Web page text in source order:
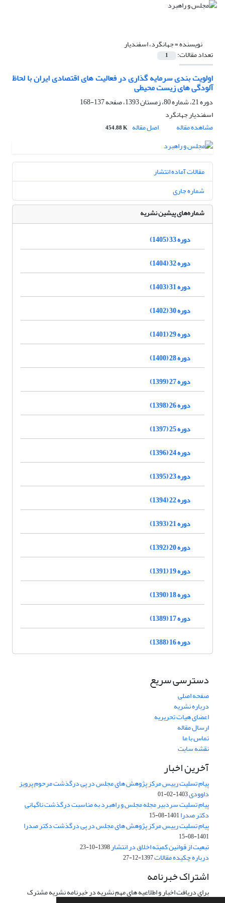
نویسنده =جهانگرد، اسفندیار
تعداد مقالات: 1
اولویت بندی سرمایه گذاری در فعالیت های اقتصادی ایران با لحاظ
آلودگی های زیست محیطی
دوره 21، شماره 80، زمستان 1393، صفحه
137-168
اسفندیار جهانگرد
مشاهده مقاله
اصل مقاله 454.88 K
مقالات آماده انتشار
شماره جاری
شماره‌های پیشین نشریه
دوره 33 (1405)
دوره 32 (1404)
دوره 31 (1403)
دوره 30 (1402)
دوره 29 (1401)
دوره 28 (1400)
دوره 27 (1399)
دوره 26 (1398)
دوره 25 (1397)
دوره 24 (1396)
دوره 23 (1395)
دوره 22 (1394)
دوره 21 (1393)
دوره 20 (1392)
دوره 19 (1391)
دوره 18 (1390)
دوره 17 (1389)
دوره 16 (1388)
دسترسی سریع
صفحه اصلی
درباره نشریه
اعضای هیات تحریریه
ارسال مقاله
تماس با ما
نقشه سایت
آخرین اخبار
پیام تسلیت رییس مرکز پژوهش های مجلس در پی درگذشت مرحوم پرویز
داوودی1403-02-01
پیام تسلیت سردبیر مجله مجلس و راهبرد به مناسبت درگذشت ناگهانی
دکتر صدرا1401-08-15
پیام تسلیت رییس مرکز پژوهش های مجلس در پی درگذشت دکتر صدرا
1401-08-15
تبعیت از قوانین کمیته اخلاق در انتشار1398-10-23
درباره چکیده مقالات1397-12-27
اشتراک خبرنامه
برای دریافت اخبار و اطلاعیه های مهم نشریه در خبرنامه نشریه مشترک